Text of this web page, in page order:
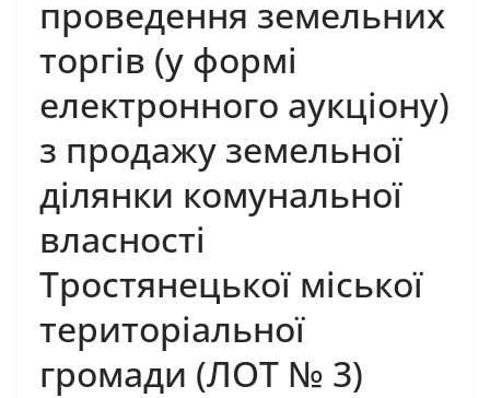
проведення земельних
торгів (у формі
електронного аукціону)
з продажу земельної
ділянки комунальної
власності
Тростянецької міської
територіальної
громади (ЛОТ № 3)